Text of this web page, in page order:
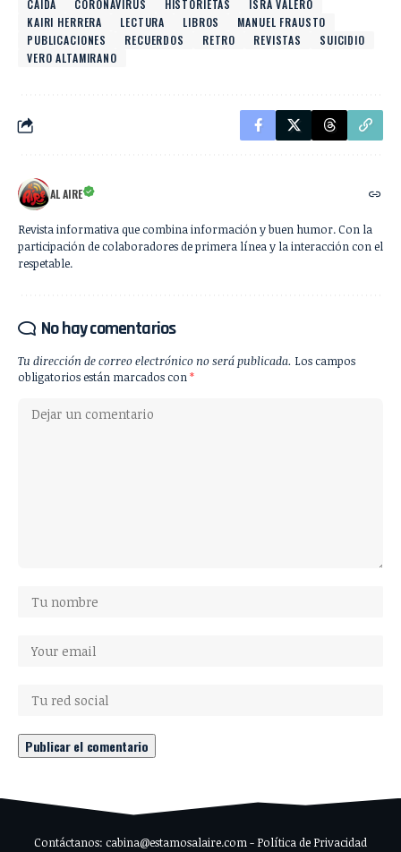
CAÍDA
CORONAVIRUS HISTORIETAS
ISRA VALERO
KAIRI HERRERA
LECTURA LIBROS
MANUEL FRAUSTO
PUBLICACIONES
RECUERDOS RETRO REVISTAS
SUICIDIO
VERO ALTAMIRANO
AL AIRE
Revista informativa que combina información y buen humor. Con la
participación de colaboradores de primera línea y la interacción con el
respetable.
No hay comentarios
Tu dirección de correo electrónico no será publicada. Los campos
obligatorios están marcados con*
Contáctanos: cabina@estamosalaire.com - Política de Privacidad